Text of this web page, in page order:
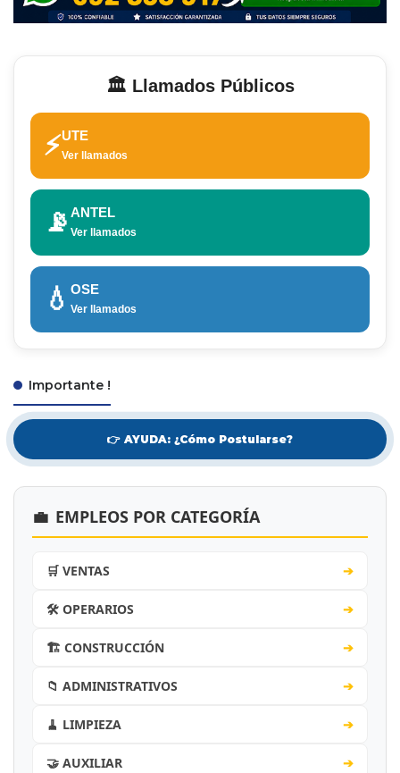
🏛️ Llamados Públicos
⚡UTE
Ver llamados
📡 ANTEL
Ver llamados
💧 OSE
Ver llamados
Importante !
👉 AYUDA: ¿Cómo Postularse?
💼 EMPLEOS POR CATEGORÍA
🛒 VENTAS ➔
🛠️ OPERARIOS ➔
🏗️ CONSTRUCCIÓN ➔
📁 ADMINISTRATIVOS ➔
🧹 LIMPIEZA ➔
🤝 AUXILIAR ➔